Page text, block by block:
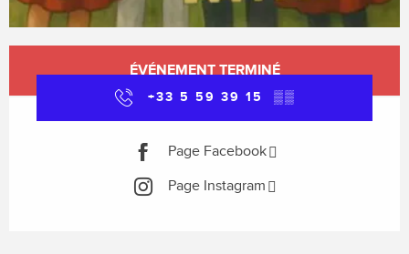
ÉVÉNEMENT TERMINÉ
+33 5 59 39 15 ▒▒
Page Facebook
Page Instagram